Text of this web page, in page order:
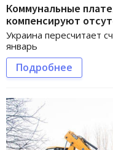
Коммунальные
компенсируют
Украина пересчитает
январь
Подробнее